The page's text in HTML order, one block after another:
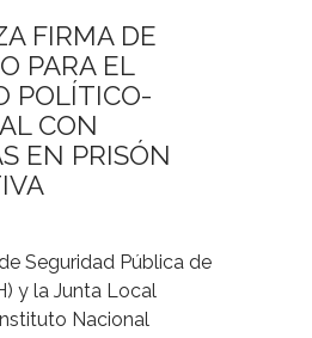
FIRMA DE
PARA EL
POLÍTICO-
CON
EN PRISÓN
Seguridad Pública de
y la Junta Local
Nacional